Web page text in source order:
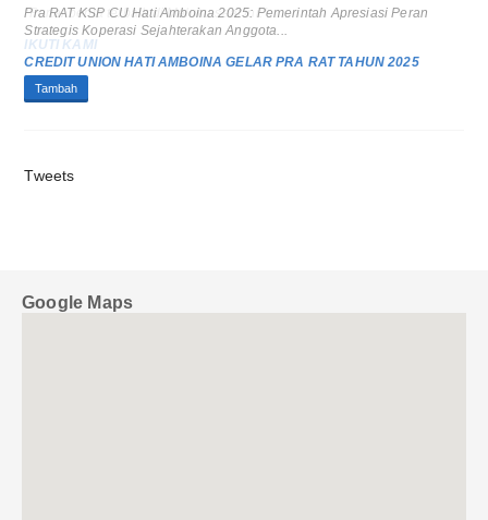
Pra RAT KSP CU Hati Amboina 2025: Pemerintah Apresiasi Peran
Strategis Koperasi Sejahterakan Anggota...
CREDIT UNION HATI AMBOINA GELAR PRA RAT TAHUN 2025
Tambah
Tweets
Google Maps